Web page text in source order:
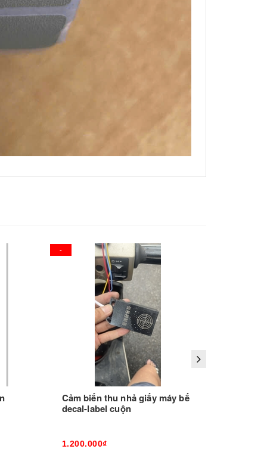
-
Cảm biến thu nhả giấy máy bế
decal-label cuộn
1.200.000₫